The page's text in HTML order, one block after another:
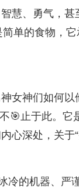
慧、勇气，
单的食物，
女神们如何
🎯止于此。
深处，关于“
冷的机器、